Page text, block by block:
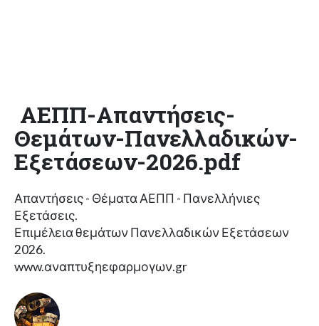
ΑΕΠΠ-Απαντήσεις-
Θεμάτων-Πανελλαδικών-
Εξετάσεων-2026.pdf
Απαντήσεις - Θέματα ΑΕΠΠ - Πανελλήνιες
Εξετάσεις.
Επιμέλεια θεμάτων Πανελλαδικών Εξετάσεων
2026.
www.αναπτυξηεφαρμογων.gr